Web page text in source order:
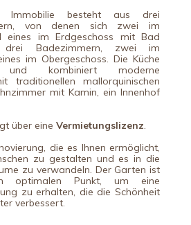
besteht aus drei
von denen sich zwei im
eines im Erdgeschoss mit Bad
drei Badezimmern, zwei im
im Obergeschoss. Die Küche
kombiniert moderne
traditionellen mallorquinischen
mit Kamin, ein Innenhof
über eine Vermietungslizenz.
die es Ihnen ermöglicht,
zu gestalten und es in die
zu verwandeln. Der Garten ist
optimalen Punkt, um eine
zu erhalten, die die Schönheit
verbessert.